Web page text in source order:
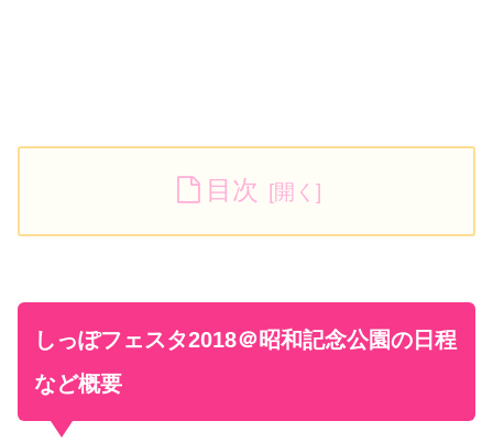
目次
しっぽフェスタ2018＠昭和記念公園の日程
など概要